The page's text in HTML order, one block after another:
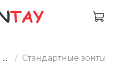
... Стандартные зонты